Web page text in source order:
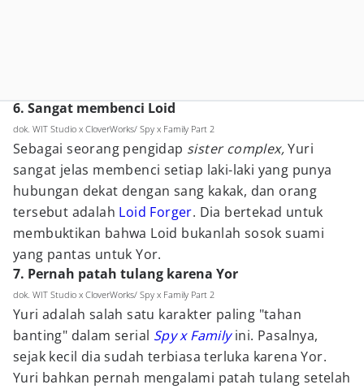
6. Sangat membenci Loid
dok. WIT Studio x CloverWorks/ Spy x Family Part 2
Sebagai seorang pengidap sister complex,Yuri
sangat jelas membenci setiap laki-laki yang punya
hubungan dekat dengan sang kakak, dan orang
tersebut adalah Loid Forger. Dia bertekad untuk
membuktikan bahwa Loid bukanlah sosok suami
yang pantas untuk Yor.
7. Pernah patah tulang karena Yor
dok. WIT Studio x CloverWorks/ Spy x Family Part 2
Yuri adalah salah satu karakter paling "tahan
banting" dalam serial Spy x Family ini. Pasalnya,
sejak kecil dia sudah terbiasa terluka karena Yor.
Yuri bahkan pernah mengalami patah tulang setelah